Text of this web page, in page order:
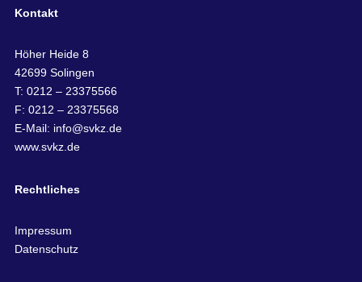
Kontakt
Höher Heide 8
42699 Solingen
T: 0212 – 23375566
F: 0212 – 23375568
E-Mail: info@svkz.de
www.svkz.de
Rechtliches
Impressum
Datenschutz